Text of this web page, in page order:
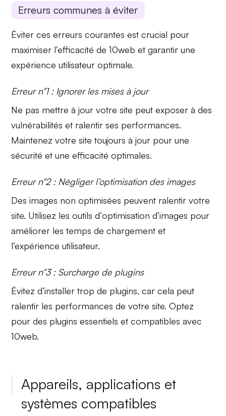
Erreurs communes à éviter
Éviter ces erreurs courantes est crucial pour
maximiser l’efficacité de 10web et garantir une
expérience utilisateur optimale.
Erreur n°1 : Ignorer les mises à jour
Ne pas mettre à jour votre site peut exposer à des
vulnérabilités et ralentir ses performances.
Maintenez votre site toujours à jour pour une
sécurité et une efficacité optimales.
Erreur n°2 : Négliger l’optimisation des images
Des images non optimisées peuvent ralentir votre
site. Utilisez les outils d’optimisation d’images pour
améliorer les temps de chargement et
l’expérience utilisateur.
Erreur n°3 : Surcharge de plugins
Évitez d’installer trop de plugins, car cela peut
ralentir les performances de votre site. Optez
pour des plugins essentiels et compatibles avec
10web.
Appareils, applications et
systèmes compatibles